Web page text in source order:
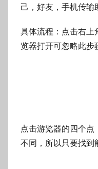
己，好友，手机传输
具体流程：点击右上
览器打开可忽略此步
点击游览器的四个
不同，所以只要找到